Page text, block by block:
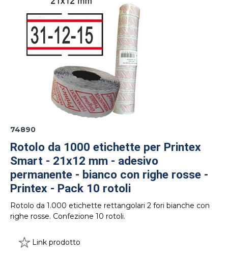
74890
Rotolo da 1000 etichette per Printex
Smart - 21x12 mm - adesivo
permanente - bianco con righe rosse -
Printex - Pack 10 rotoli
Rotolo da 1.000 etichette rettangolari 2 fori bianche con
righe rosse. Confezione 10 rotoli.
Link prodotto